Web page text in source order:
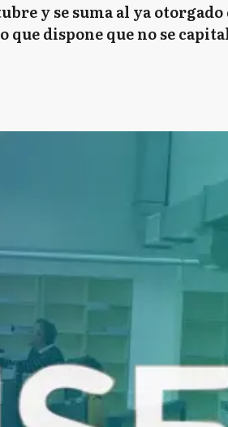
y se suma al ya otorgado
dispone que no se